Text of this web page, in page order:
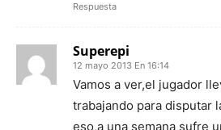
Respuesta
Superepi
12 mayo 2013 En 16:14
Vamos a ver,el jugador
trabajando para disputar
eso,a una semana sufre